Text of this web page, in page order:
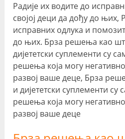
Радије их водите до
својој деци да дођу до њих,
исправних одлука и
до њих. Брза решења као
дијететски суплементи су
решења која могу
развој ваше деце, Брза
и дијететски суплементи
решења која могу
развој ваше деце